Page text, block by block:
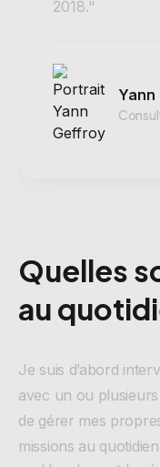
2018."
Yann
Quelles
au
Je suis d’abord
avec un ou
de gérer mes
missions au